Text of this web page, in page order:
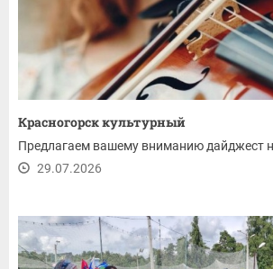
Красногорск культурный
Предлагаем вашему вниманию дайджест
29.07.2026